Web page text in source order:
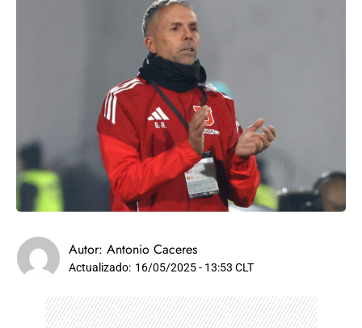
Autor: Antonio Caceres
Actualizado: 16/05/2025 - 13:53 CLT